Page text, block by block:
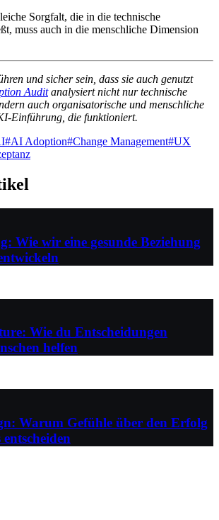
Sorgfalt, die in die technische
muss auch in die menschliche Dimension
und sicher sein, dass sie auch genutzt
Auditanalysiert nicht nur technische
auch organisatorische und menschliche
Einführung, die funktioniert.
#AI Adoption#Change Management#UX
Wie wir eine gesunde Beziehung
Wie du Entscheidungen
helfen
Warum Gefühle über den Erfolg